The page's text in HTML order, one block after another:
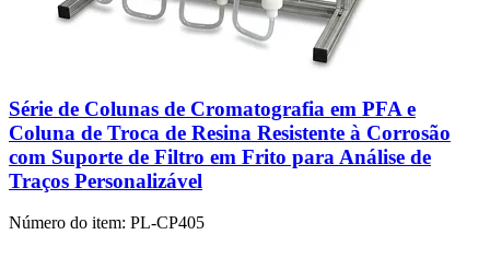
Série de Colunas de Cromatografia em PFA e
Coluna de Troca de Resina Resistente à Corrosão
com Suporte de Filtro em Frito para Análise de
Traços Personalizável
Número do item: PL-CP405